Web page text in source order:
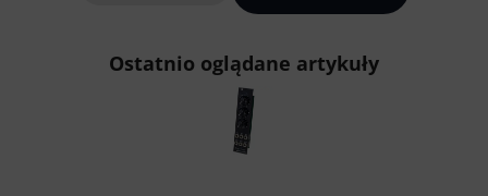
Ostatnio oglądane artykuły